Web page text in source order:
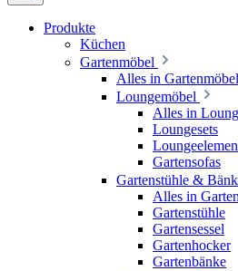
Produkte
Küchen
Gartenmöbel
Alles in Gartenmöbel
Loungemöbel
Alles in
Loungesets
Gartensofas
Gartenstühle &
Alles in
Gartenstühle
Gartensessel
Gartenhocker
Gartenbänke